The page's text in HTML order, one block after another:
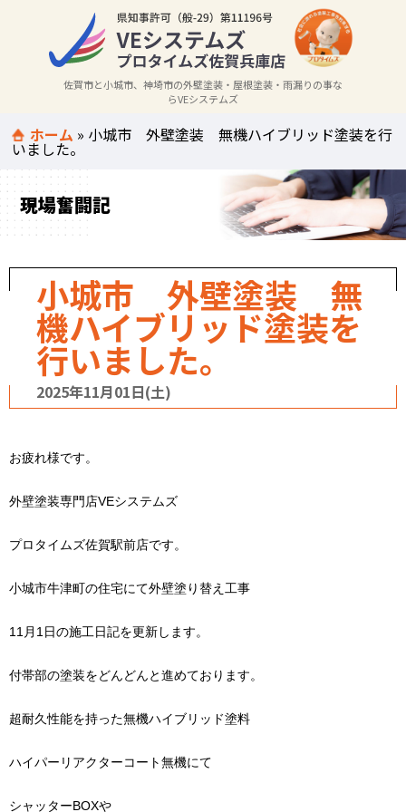
佐賀市と小城市、神埼市の外壁塗装・屋根塗装・雨漏りの事な
らVEシステムズ
ホーム » 小城市 外壁塗装 無機ハイブリッド塗装を行
いました。
現場奮闘記
小城市 外壁塗装 無
機ハイブリッド塗装を
行いました。
2025年11月01日(土)
お疲れ様です。
外壁塗装専門店VEシステムズ
プロタイムズ佐賀駅前店です。
小城市牛津町の住宅にて外壁塗り替え工事
11月1日の施工日記を更新します。
付帯部の塗装をどんどんと進めております。
超耐久性能を持った無機ハイブリッド塗料
ハイパーリアクターコート無機にて
シャッターBOXや